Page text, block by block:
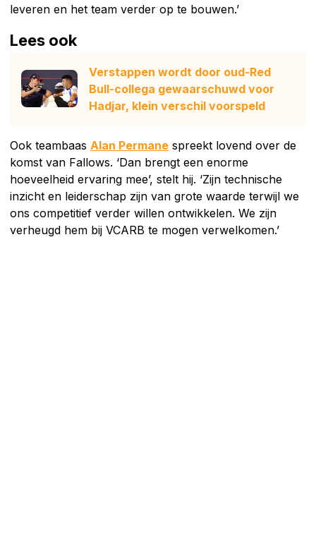
leveren en het team verder op te bouwen.’
Lees ook
Verstappen wordt door oud-Red
Bull-collega gewaarschuwd voor
Hadjar, klein verschil voorspeld
Ook teambaas Alan Permane spreekt lovend over de
komst van Fallows. ‘Dan brengt een enorme
hoeveelheid ervaring mee’, stelt hij. ‘Zijn technische
inzicht en leiderschap zijn van grote waarde terwijl we
ons competitief verder willen ontwikkelen. We zijn
verheugd hem bij VCARB te mogen verwelkomen.’